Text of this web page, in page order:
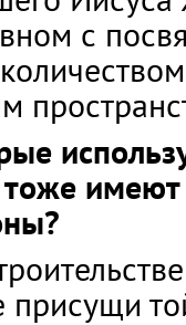
с
имеют